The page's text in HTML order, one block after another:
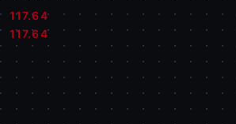
Cena:
117.64
Cena:
117.64